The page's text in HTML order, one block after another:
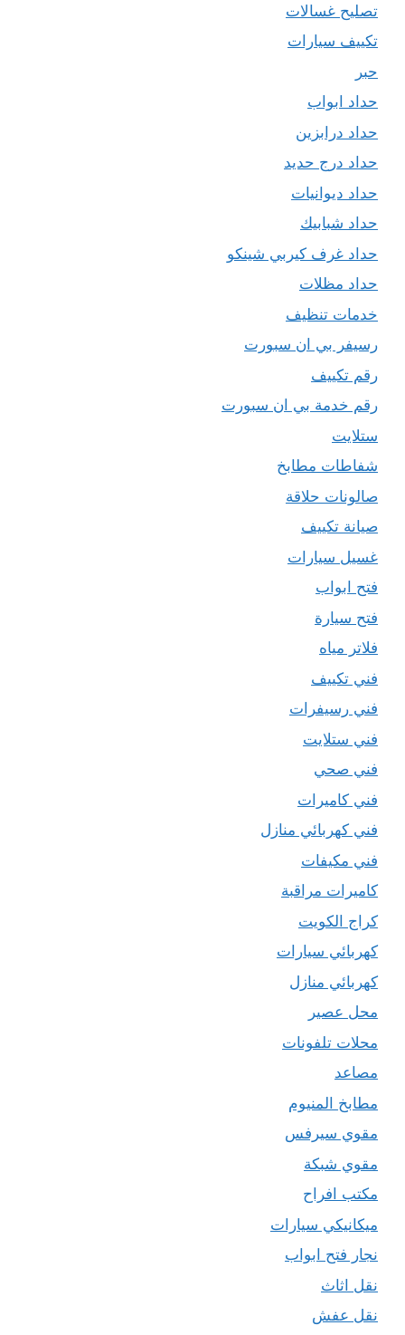
تصليح غسالات
تكييف سيارات
حبر
حداد ابواب
حداد درابزين
حداد درج حديد
حداد ديوانيات
حداد شبابيك
حداد غرف كيربي شينكو
حداد مظلات
خدمات تنظيف
رسيفر بي ان سبورت
رقم تكييف
رقم خدمة بي ان سبورت
ستلايت
شفاطات مطابخ
صالونات حلاقة
صيانة تكييف
غسيل سيارات
فتح ابواب
فتح سيارة
فلاتر مياه
فني تكييف
فني رسيفرات
فني ستلايت
فني صحي
فني كاميرات
فني كهربائي منازل
فني مكيفات
كاميرات مراقبة
كراج الكويت
كهربائي سيارات
كهربائي منازل
محل عصير
محلات تلفونات
مصاعد
مطابخ المنيوم
مقوي سيرفس
مقوي شبكة
مكتب افراح
ميكانيكي سيارات
نجار فتح ابواب
نقل اثاث
نقل عفش